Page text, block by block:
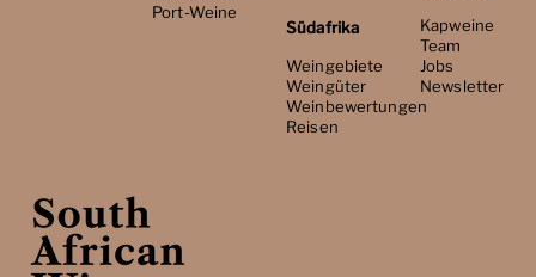
Port-Weine
Südafrika
Weingebiete
Weingüter
Weinbewertungen
Reisen
Kapweine
Team
Jobs
Newsletter